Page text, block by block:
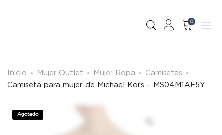
0
Inicio Mujer Outlet Mujer Ropa
Camisetas
Camiseta para mujer de Michael Kors – MS04M1AE5Y
Agotado